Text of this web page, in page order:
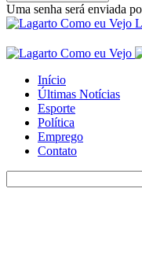
Uma senha será enviada
Início
Últimas Notícias
Esporte
Política
Emprego
Contato